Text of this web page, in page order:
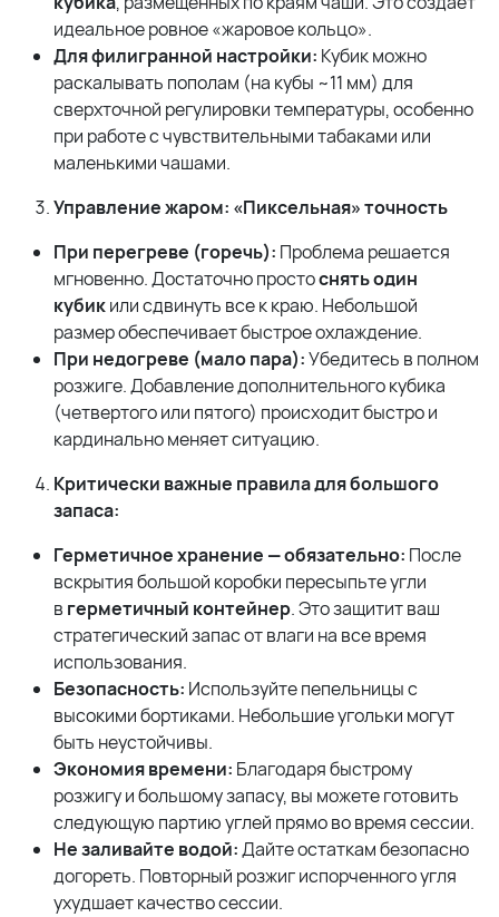
идеальное ровное «жаровое кольцо».
Для филигранной настройки: Кубик можно
раскалывать пополам (на кубы ~11 мм) для
сверхточной регулировки температуры, особенно
при работе с чувствительными табаками или
маленькими чашами.
Управление жаром: «Пиксельная» точность
При перегреве (горечь): Проблема решается
мгновенно. Достаточно простоснять один
кубикили сдвинуть все к краю. Небольшой
размер обеспечивает быстрое охлаждение.
При недогреве (мало пара):Убедитесь в полном
розжиге. Добавление дополнительного кубика
(четвертого или пятого) происходит быстро и
кардинально меняет ситуацию.
Критически важные правила для большого
запаса:
Герметичное хранение — обязательно: После
вскрытия большой коробки пересыпьте угли
в герметичный контейнер. Это защитит ваш
стратегический запас от влаги на все время
использования.
Безопасность: Используйте пепельницы с
высокими бортиками. Небольшие угольки могут
быть неустойчивы.
Экономия времени: Благодаря быстрому
розжигу и большому запасу, вы можете готовить
следующую партию углей прямо во время сессии.
Не заливайте водой:Дайте остаткам безопасно
догореть. Повторный розжиг испорченного угля
ухудшает качество сессии.